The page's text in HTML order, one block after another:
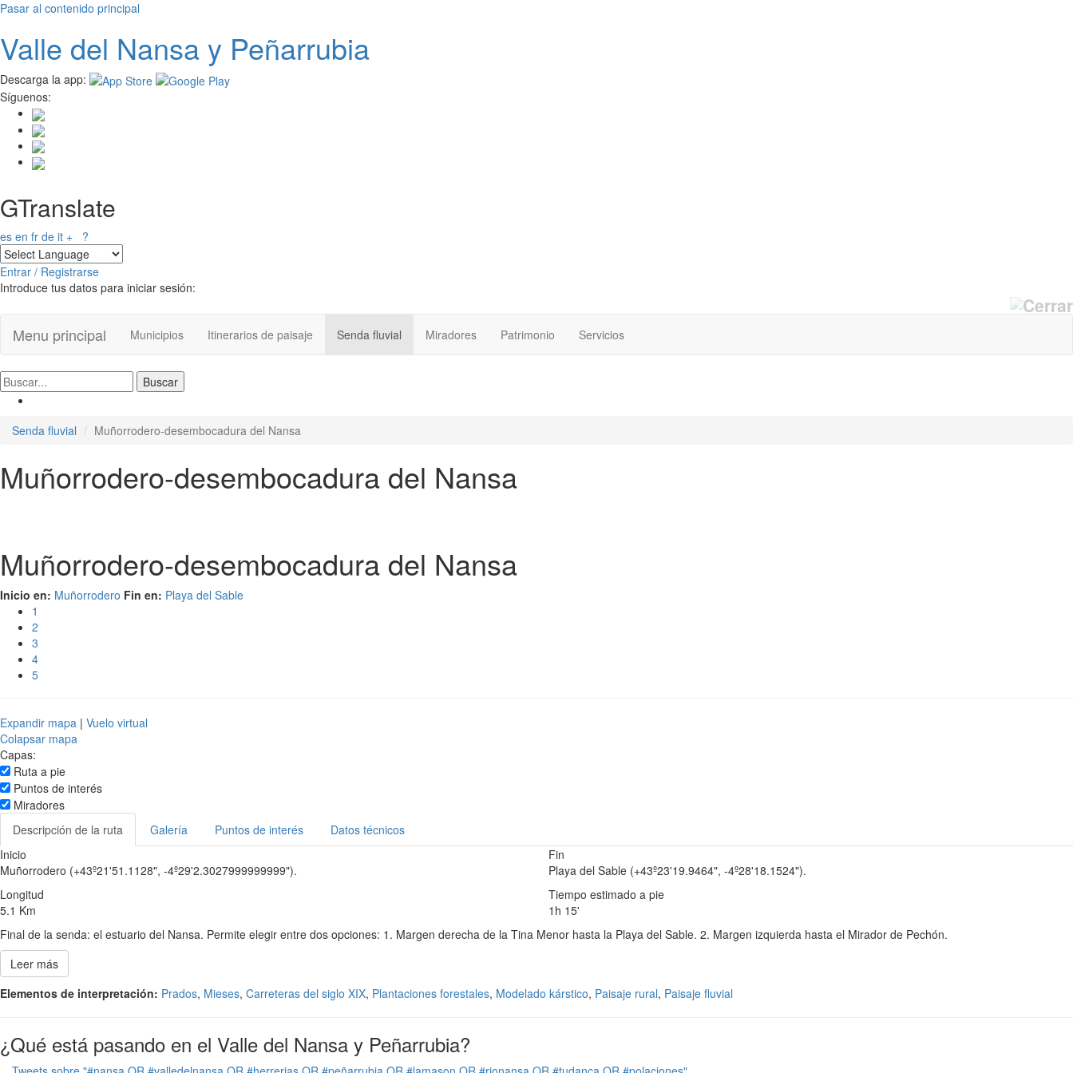
Pasar al contenido principal
Valle del Nansay Peñarrubia
Descarga la app:
Síguenos:
GTranslate
es en fr de it + ?
Entrar / Registrarse
Introduce tus datos para iniciar sesión:
Menu principal Municipios Itinerarios de paisaje Senda fluvial Miradores Patrimonio Servicios
Senda fluvial Muñorrodero-desembocadura del Nansa
Muñorrodero-desembocadura del Nansa
Muñorrodero-desembocadura del Nansa
Inicio en: Muñorrodero Fin en: Playa del Sable
1
2
3
4
5
Expandir mapa | Vuelo virtual
Colapsar mapa
Capas:
Ruta a pie
Puntos de interés
Miradores
Descripción de la ruta
Galería Puntos de interés
Datos técnicos
Inicio
Muñorrodero (+43º21'51.1128", -4º29'2.3027999999999").
Fin
Playa del Sable (+43º23'19.9464", -4º28'18.1524").
Longitud
5.1 Km
Tiempo estimado a pie
1h 15'
Final de la senda: el estuario del Nansa. Permite elegir entre dos opciones: 1. Margen derecha de la Tina Menor hasta la Playa del Sable. 2. Margen izquierda hasta el Mirador de Pechón.
Leer más
Elementos de interpretación: Prados, Mieses, Carreteras del siglo XIX, Plantaciones forestales, Modelado kárstico, Paisaje rural, Paisaje fluvial
¿Qué está pasando en el Valle del Nansa y Peñarrubia?